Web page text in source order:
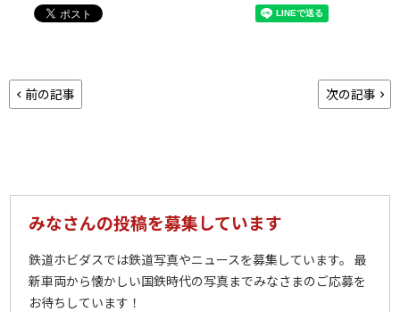
前の記事 次の記事
みなさんの投稿を募集しています
鉄道ホビダスでは鉄道写真やニュースを募集しています。 最
新車両から懐かしい国鉄時代の写真までみなさまのご応募を
お待ちしています！